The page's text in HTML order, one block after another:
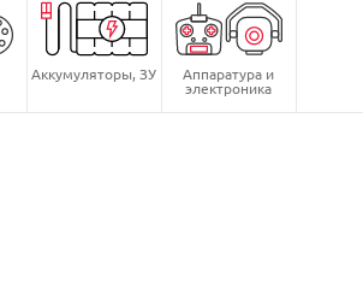
Аккумуляторы, ЗУ Аппаратура и
электроника